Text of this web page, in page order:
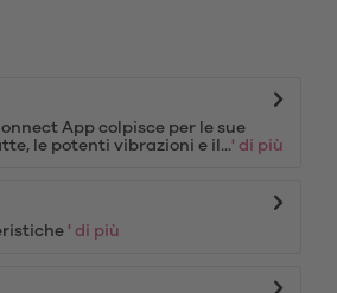
App colpisce per le sue
le potenti vibrazioni e il...' di più
' di più